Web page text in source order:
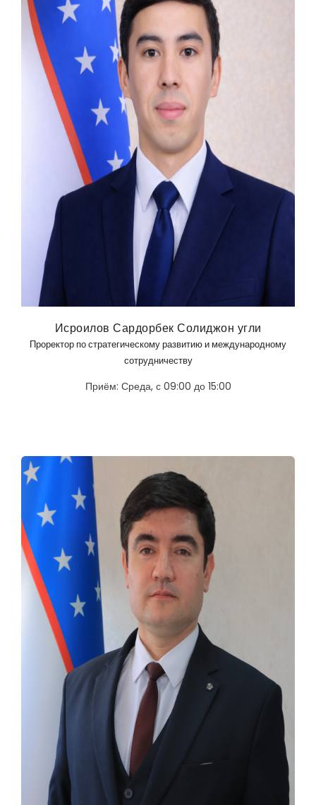
Исроилов Сардорбек Солиджон угли
Проректор по стратегическому развитию и международному
сотрудничеству
Приём: Среда, с 09:00 до 15:00